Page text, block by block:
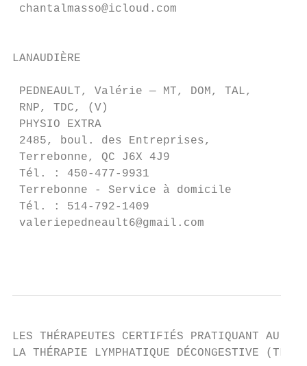
chantalmasso@icloud.com
LANAUDIÈRE                               Tél.
PEDNEAULT, Valérie — MT, DOM, TAL,
RNP, TDC, (V)
PHYSIO EXTRA
2485, boul. des Entreprises,
Terrebonne, QC J6X 4J9
Tél. : 450-477-9931
Terrebonne - Service à domicile
Tél. : 514-792-1409
valeriepedneault6@gmail.com
LES THÉRAPEUTES CERTIFIÉS PRATIQUANT AU
LA THÉRAPIE LYMPHATIQUE DÉCONGESTIVE (TLD)